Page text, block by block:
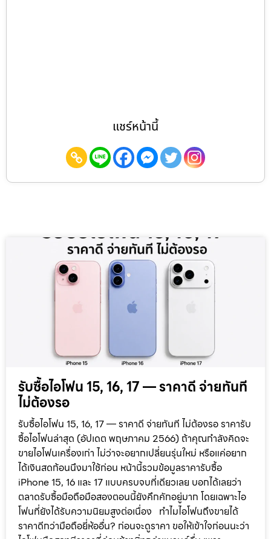
แชร์หน้านี้
รับซื้อไอโฟน 15, 16, 17 — ราคาดี จ่ายทันที
ไม่ต้องรอ
รับซื้อไอโฟน 15, 16, 17 — ราคาดี จ่ายทันที ไม่ต้องรอ ราคารับ
ซื้อไอโฟนล่าสุด (อัปเดต พฤษภาคม 2566) ถ้าคุณกำลังคิดจะ
ขายไอโฟนเครื่องเก่า ไม่ว่าจะอยากเปลี่ยนรุ่นใหม่ หรือแค่อยาก
ได้เงินสดก้อนนึงมาใช้ก่อน หน้านี้รวมข้อมูลราคารับซื้อ
iPhone 15, 16 และ 17 แบบครบจบที่เดียวเลย บอกได้เลยว่า
ตลาดรับซื้อมือถือมือสองตอนนี้ยังคึกคักอยู่มาก โดยเฉพาะไอ
โฟนที่ยังได้รับความนิยมสูงต่อเนื่อง ทำไมไอโฟนถึงขายได้
ราคาดีกว่ามือถือยี่ห้ออื่น? ก่อนจะดูราคา ขอให้เข้าใจก่อนนะว่า